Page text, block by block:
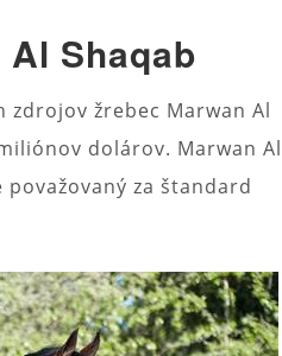
Shaqab
žrebec Marwan Al
dolárov. Marwan Al
za štandard